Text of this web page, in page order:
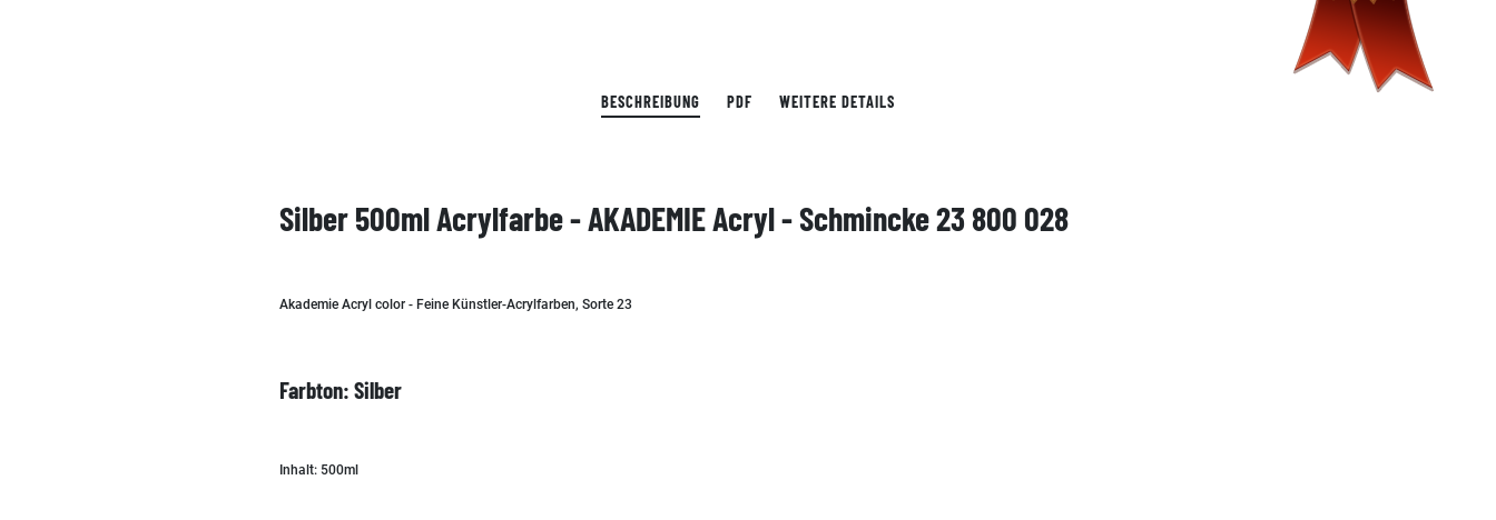
BESCHREIBUNG PDF WEITERE DETAILS
Silber 500ml Acrylfarbe - AKADEMIE Acryl - Schmincke 23 800 028
Akademie Acryl color - Feine Künstler-Acrylfarben, Sorte 23
Farbton: Silber
Inhalt: 500ml